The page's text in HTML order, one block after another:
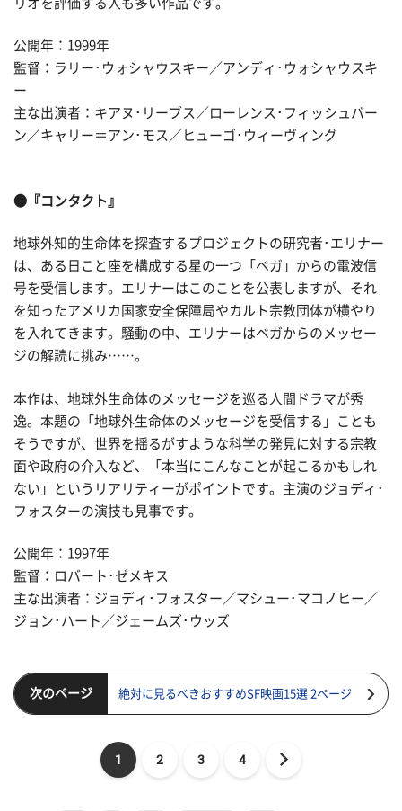
リオを評価する人も多い作品です。
公開年：1999年
監督：ラリー･ウォシャウスキー／アンディ･ウォシャウスキ
ー
主な出演者：キアヌ･リーブス／ローレンス･フィッシュバー
ン／キャリー＝アン･モス／ヒューゴ･ウィーヴィング
●『コンタクト』
地球外知的生命体を探査するプロジェクトの研究者･エリナー
は、ある日こと座を構成する星の一つ「ベガ」からの電波信
号を受信します。エリナーはこのことを公表しますが、それ
を知ったアメリカ国家安全保障局やカルト宗教団体が横やり
を入れてきます。騒動の中、エリナーはベガからのメッセー
ジの解読に挑み……。
本作は、地球外生命体のメッセージを巡る人間ドラマが秀
逸。本題の「地球外生命体のメッセージを受信する」ことも
そうですが、世界を揺るがすような科学の発見に対する宗教
面や政府の介入など、「本当にこんなことが起こるかもしれ
ない」というリアリティーがポイントです。主演のジョディ･
フォスターの演技も見事です。
公開年：1997年
監督：ロバート･ゼメキス
主な出演者：ジョディ･フォスター／マシュー･マコノヒー／
ジョン･ハート／ジェームズ･ウッズ
次のページ 絶対に見るべきおすすめSF映画15選 2ページ
1 2 3 4